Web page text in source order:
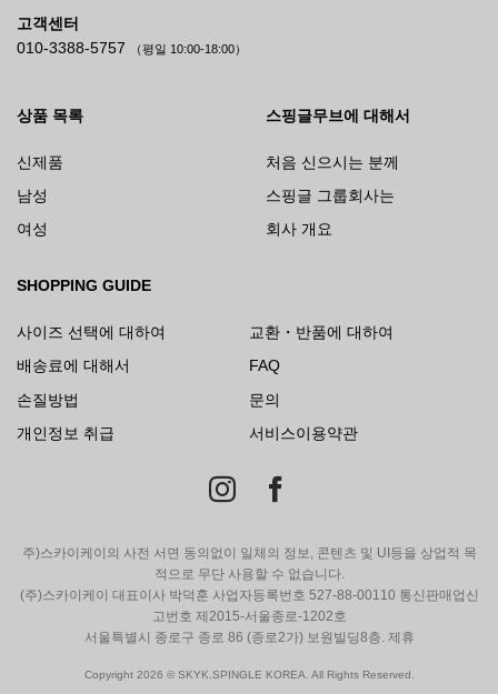
고객센터
010-3388-5757
（평일 10:00-18:00）
상품 목록
신제품
남성
여성
스핑글무브에 대해서
처음 신으시는 분께
스핑글 그룹회사는
회사 개요
SHOPPING GUIDE
사이즈 선택에 대하여
교환・반품에 대하여
배송료에 대해서
FAQ
손질방법
문의
개인정보 취급
서비스이용약관
주)스카이케이의 사전 서면 동의없이 일체의 정보, 콘텐츠 및 UI등을 상업적 목
적으로 무단 사용할 수 없습니다.
(주)스카이케이 대표이사 박덕훈 사업자등록번호 527-88-00110 통신판매업신
고번호 제2015-서울종로-1202호
서울특별시 종로구 종로 86 (종로2가) 보원빌딩8층. 제휴
Copyright 2026 © SKYK.SPINGLE KOREA. All Rights Reserved.